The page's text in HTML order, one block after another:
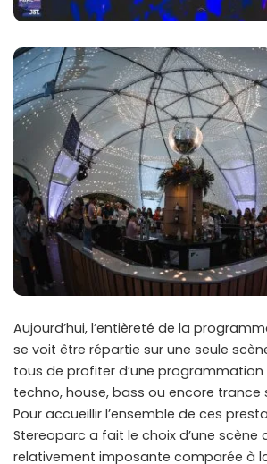
Aujourd’hui, l’entièreté de la
se voit être répartie sur une seule
tous de profiter d’une
techno, house, bass ou encore trance
Pour accueillir l’ensemble de ces
Stereoparc a fait le choix d’une scène
relativement imposante comparée à